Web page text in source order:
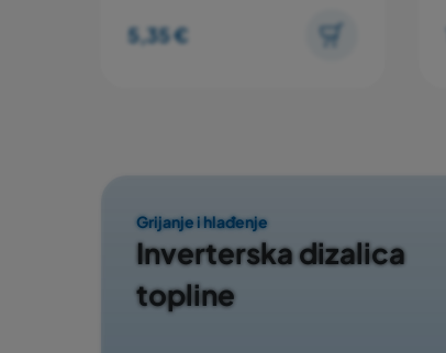
5,35 €
Grijanje i hlađenje
Inverterska dizalica
topline